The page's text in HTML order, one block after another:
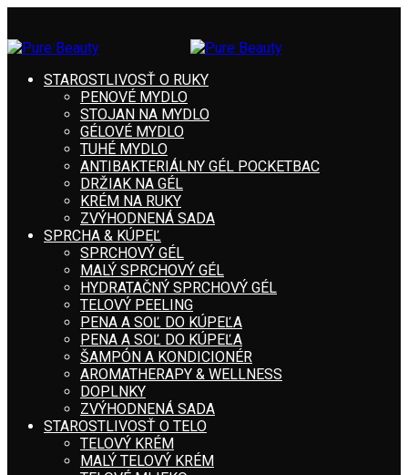
STAROSTLIVOSŤ O RUKY
PENOVÉ MYDLO
STOJAN NA MYDLO
GÉLOVÉ MYDLO
TUHÉ MYDLO
ANTIBAKTERIÁLNY GÉL POCKETBAC
DRŽIAK NA GÉL
KRÉM NA RUKY
ZVÝHODNENÁ SADA
SPRCHA & KÚPEĽ
SPRCHOVÝ GÉL
MALÝ SPRCHOVÝ GÉL
HYDRATAČNÝ SPRCHOVÝ GÉL
TELOVÝ PEELING
PENA A SOĽ DO KÚPEĽA
PENA A SOĽ DO KÚPEĽA
ŠAMPÓN A KONDICIONÉR
AROMATHERAPY & WELLNESS
DOPLNKY
ZVÝHODNENÁ SADA
STAROSTLIVOSŤ O TELO
TELOVÝ KRÉM
MALÝ TELOVÝ KRÉM